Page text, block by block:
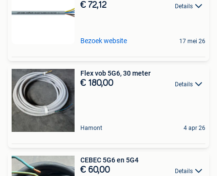
€ 72,12 Details
Bezoek website 17 mei 26
Flex vob 5G6, 30 meter
€ 180,00 Details
Hamont 4 apr 26
CEBEC 5G6 en 5G4
€ 60,00 Details